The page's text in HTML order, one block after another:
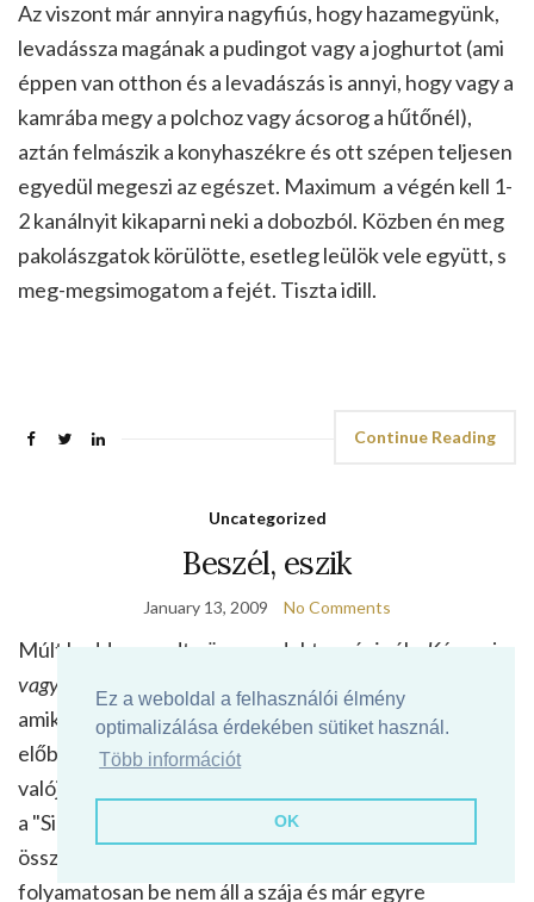
Ez a weboldal a felhasználói élmény
optimalizálása érdekében sütiket használ.
Több információt
OK
Az viszont már annyira nagyfiús, hogy hazamegyünk,
levadássza magának a pudingot vagy a joghurtot (ami
éppen van otthon és a levadászás is annyi, hogy vagy a
kamrába megy a polchoz vagy ácsorog a hűtőnél),
aztán felmászik a konyhaszékre és ott szépen teljesen
egyedül megeszi az egészet. Maximum a végén kell 1-
2 kanálnyit kikaparni neki a dobozból. Közben én meg
pakolászgatok körülötte, esetleg leülök vele együtt, s
meg-megsimogatom a fejét. Tiszta idill.
Continue Reading
Uncategorized
Beszél, eszik
January 13, 2009 No Comments
Múlt kedden szedte össze a doktornéninél a Készen is
vagyunk
mondatot, amit azóta rendszeresen használ,
amikor öltözik, vetkőzik, eszik és persze mindig jóval
előbb mondja, hogy "Készen isz bagyunk" mint
valójában lennénk. A másik amit használ nagy lelkesen
a "Sikerült" ha bármit megoldunk, vagy például ha ő
összeteszi a Duplo síneket (és hasonlókat). Amúgy
folyamatosan be nem áll a szája és már egyre